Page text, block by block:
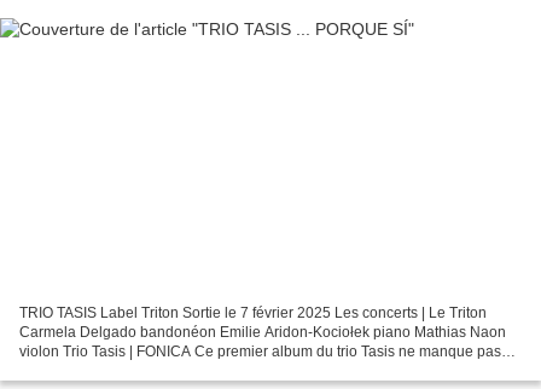
TRIO TASIS Label Triton Sortie le 7 février 2025 Les concerts | Le Triton
Carmela Delgado bandonéon Emilie Aridon-Kociołek piano Mathias Naon
violon Trio Tasis | FONICA Ce premier album du trio Tasis ne manque pas